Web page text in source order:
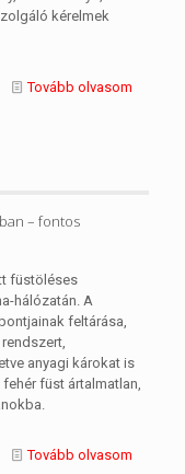
kérelmek
Tovább olvasom
– fontos
füstöléses
hálózatán. A
feltárása,
anyagi károkat is
füst ártalmatlan,
Tovább olvasom